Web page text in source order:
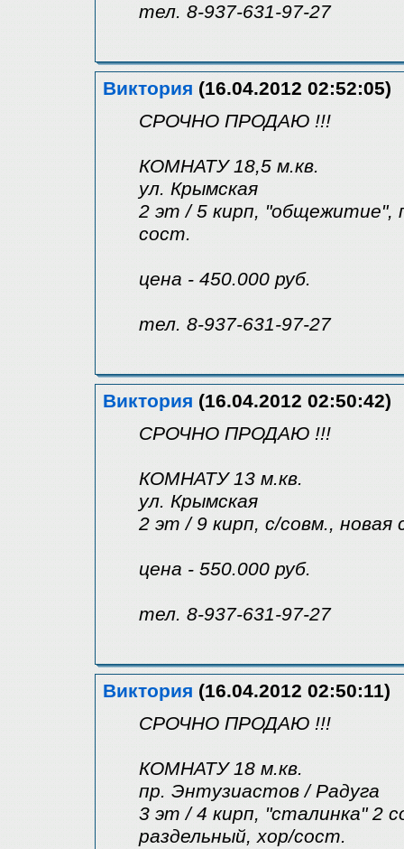
тел. 8-937-631-97-27
Виктория (16.04.2012 02:52:05)
СРОЧНО ПРОДАЮ !!!
КОМНАТУ 18,5 м.кв.
ул. Крымская
2 эт / 5 кирп, "общежитие",
сост.
цена - 450.000 руб.
тел. 8-937-631-97-27
Виктория (16.04.2012 02:50:42)
СРОЧНО ПРОДАЮ !!!
КОМНАТУ 13 м.кв.
ул. Крымская
2 эт / 9 кирп, с/совм.,
цена - 550.000 руб.
тел. 8-937-631-97-27
Виктория (16.04.2012 02:50:11)
СРОЧНО ПРОДАЮ !!!
КОМНАТУ 18 м.кв.
пр. Энтузиастов / Радуга
3 эт / 4 кирп, "сталинка" 2
раздельный, хор/сост.